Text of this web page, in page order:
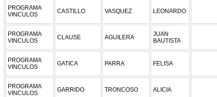
PROGRAMA
VINCULOS
CASTILLO VASQUEZ LEONARDO
PROGRAMA
VINCULOS
CLAUSE AGUILERA
JUAN
BAUTISTA
PROGRAMA
VINCULOS
GATICA PARRA FELISA
PROGRAMA
VINCULOS
GARRIDO TRONCOSO ALICIA